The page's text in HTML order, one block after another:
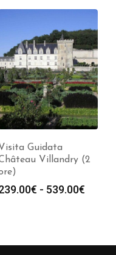
Guidata
Villandry (2
€ - 539.00€